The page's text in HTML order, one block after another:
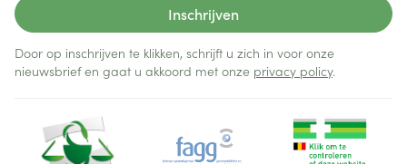
Inschrijven
Door op inschrijven te klikken, schrijft u zich in voor onze
nieuwsbrief en gaat u akkoord met onze privacy policy.